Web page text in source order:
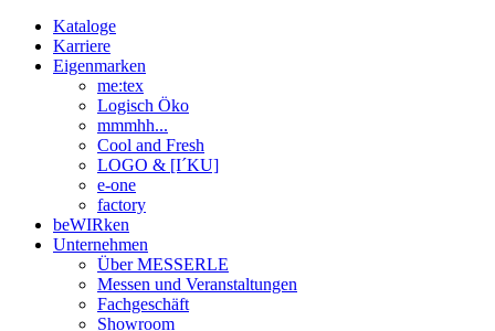
Kataloge
Karriere
Eigenmarken
me:tex
Logisch Öko
mmmhh...
Cool and Fresh
LOGO & [I´KU]
e-one
factory
beWIRken
Unternehmen
Über MESSERLE
Messen und Veranstaltungen
Fachgeschäft
Showroom